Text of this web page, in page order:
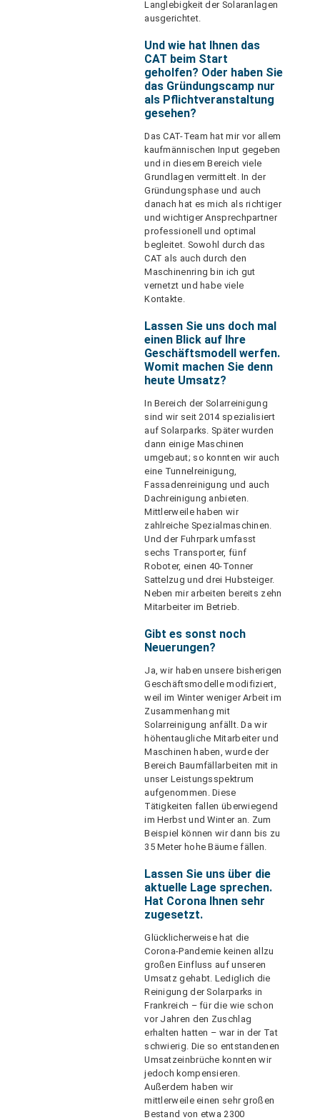
Langlebigkeit der Solaranlagen
ausgerichtet.
Und wie hat Ihnen das
CAT beim Start
geholfen? Oder haben Sie
das Gründungscamp nur
als Pflichtveranstaltung
gesehen?
Das CAT-Team hat mir vor allem
kaufmännischen Input gegeben
und in diesem Bereich viele
Grundlagen vermittelt. In der
Gründungsphase und auch
danach hat es mich als richtiger
und wichtiger Ansprechpartner
professionell und optimal
begleitet. Sowohl durch das
CAT als auch durch den
Maschinenring bin ich gut
vernetzt und habe viele
Kontakte.
Lassen Sie uns doch mal
einen Blick auf Ihre
Geschäftsmodell werfen.
Womit machen Sie denn
heute Umsatz?
In Bereich der Solarreinigung
sind wir seit 2014 spezialisiert
auf Solarparks. Später wurden
dann einige Maschinen
umgebaut; so konnten wir auch
eine Tunnelreinigung,
Fassadenreinigung und auch
Dachreinigung anbieten.
Mittlerweile haben wir
zahlreiche Spezialmaschinen.
Und der Fuhrpark umfasst
sechs Transporter, fünf
Roboter, einen 40-Tonner
Sattelzug und drei Hubsteiger.
Neben mir arbeiten bereits zehn
Mitarbeiter im Betrieb.
Gibt es sonst noch
Neuerungen?
Ja, wir haben unsere bisherigen
Geschäftsmodelle modifiziert,
weil im Winter weniger Arbeit im
Zusammenhang mit
Solarreinigung anfällt. Da wir
höhentaugliche Mitarbeiter und
Maschinen haben, wurde der
Bereich Baumfällarbeiten mit in
unser Leistungsspektrum
aufgenommen. Diese
Tätigkeiten fallen überwiegend
im Herbst und Winter an. Zum
Beispiel können wir dann bis zu
35 Meter hohe Bäume fällen.
Lassen Sie uns über die
aktuelle Lage sprechen.
Hat Corona Ihnen sehr
zugesetzt.
Glücklicherweise hat die
Corona-Pandemie keinen allzu
großen Einfluss auf unseren
Umsatz gehabt. Lediglich die
Reinigung der Solarparks in
Frankreich – für die wie schon
vor Jahren den Zuschlag
erhalten hatten – war in der Tat
schwierig. Die so entstandenen
Umsatzeinbrüche konnten wir
jedoch kompensieren.
Außerdem haben wir
mittlerweile einen sehr großen
Bestand von etwa 2300